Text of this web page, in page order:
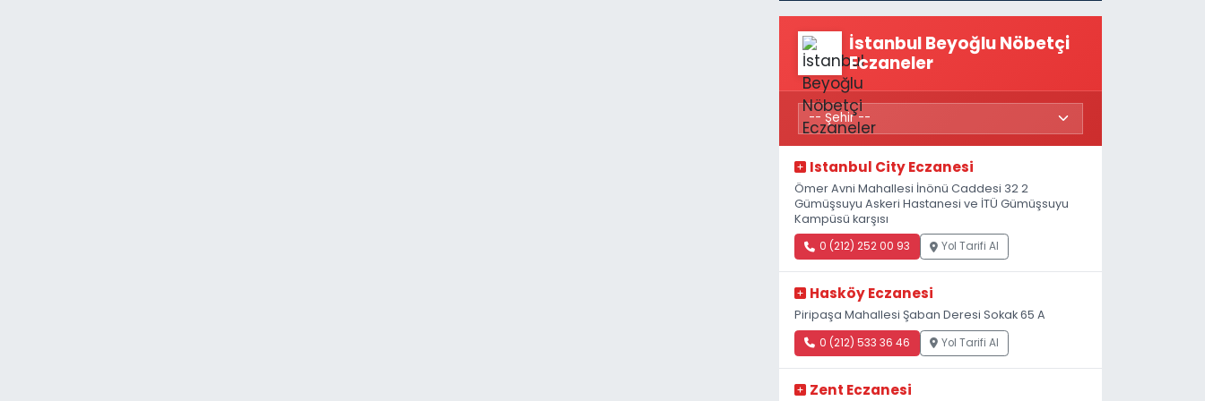
İstanbul Beyoğlu Nöbetçi
Eczaneler
Istanbul City Eczanesi
Ömer Avni Mahallesi İnönü Caddesi 32 2
Gümüşsuyu Askeri Hastanesi ve İTÜ Gümüşsuyu
Kampüsü karşısı
0 (212) 252 00 93 Yol Tarifi Al
Hasköy Eczanesi
Piripaşa Mahallesi Şaban Deresi Sokak 65 A
0 (212) 533 36 46 Yol Tarifi Al
Zent Eczanesi